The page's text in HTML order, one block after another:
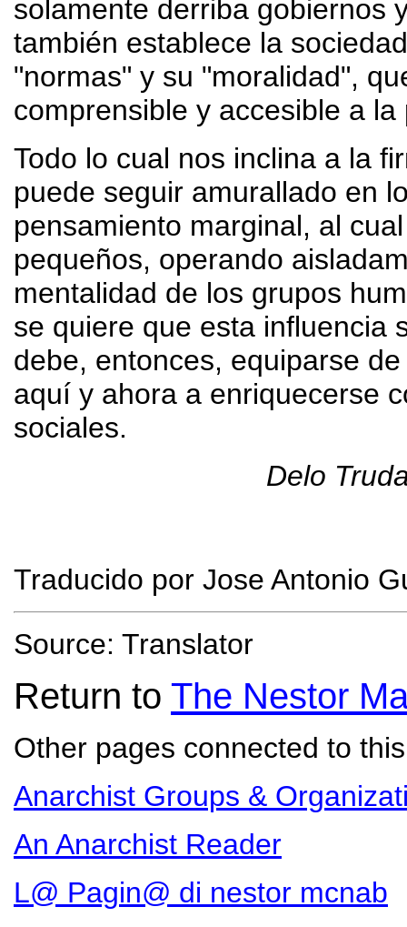
solamente derriba gobiernos
también establece la
"normas" y su "moralidad",
comprensible y accesible a
Todo lo cual nos inclina a la
puede seguir amurallado en
pensamiento marginal, al
pequeños, operando
mentalidad de los grupos
se quiere que esta influencia
debe, entonces, equiparse
aquí y ahora a enriquecerse
sociales.
Delo
Traducido por Jose Antonio
Source: Translator
Return to The Nestor
Other pages connected to
Anarchist Groups &
An Anarchist Reader
L@ Pagin@ di nestor mcnab